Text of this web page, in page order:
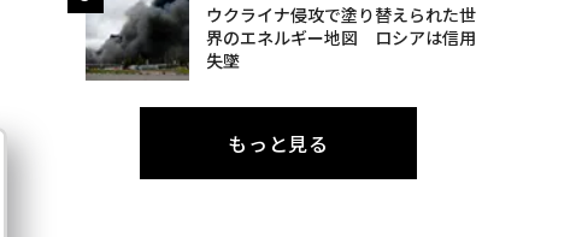
ウクライナ侵攻で塗り替えられた世
界のエネルギー地図 ロシアは信用
失墜
もっと見る